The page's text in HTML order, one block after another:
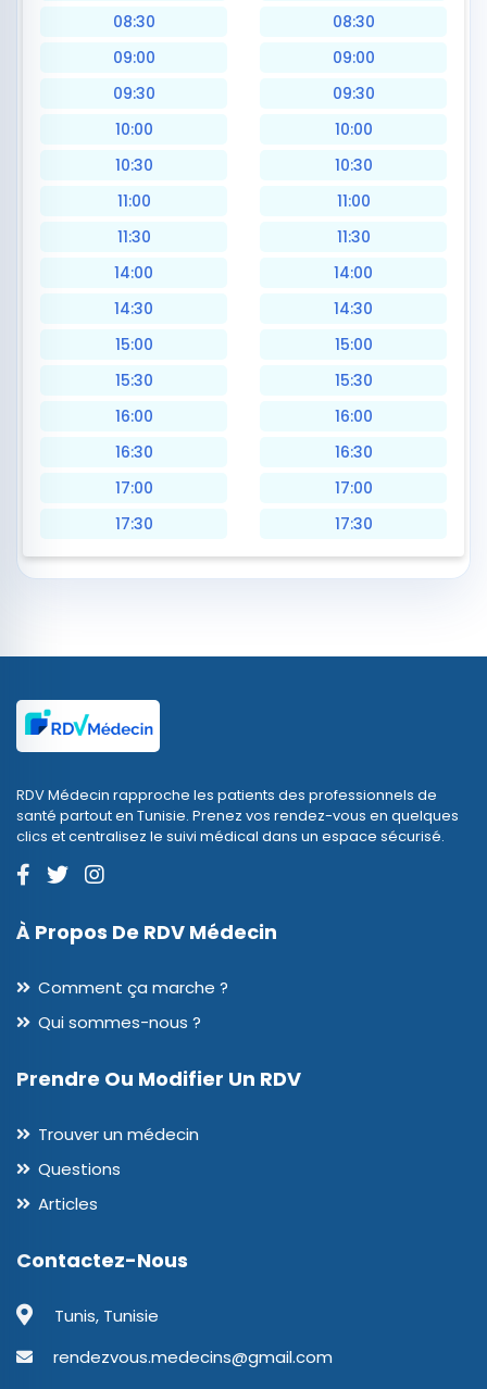
08:30
09:00
09:30
10:00
10:30
11:00
11:30
14:00
14:30
15:00
15:30
16:00
16:30
17:00
17:30
08:30
09:00
09:30
10:00
10:30
11:00
11:30
14:00
14:30
15:00
15:30
16:00
16:30
17:00
17:30
RDV Médecin rapproche les patients des professionnels de
santé partout en Tunisie. Prenez vos rendez-vous en quelques
clics et centralisez le suivi médical dans un espace sécurisé.
À Propos De RDV Médecin
Comment ça marche ?
Qui sommes-nous ?
Prendre Ou Modifier Un RDV
Trouver un médecin
Questions
Articles
Contactez-Nous
Tunis, Tunisie
rendezvous.medecins@gmail.com